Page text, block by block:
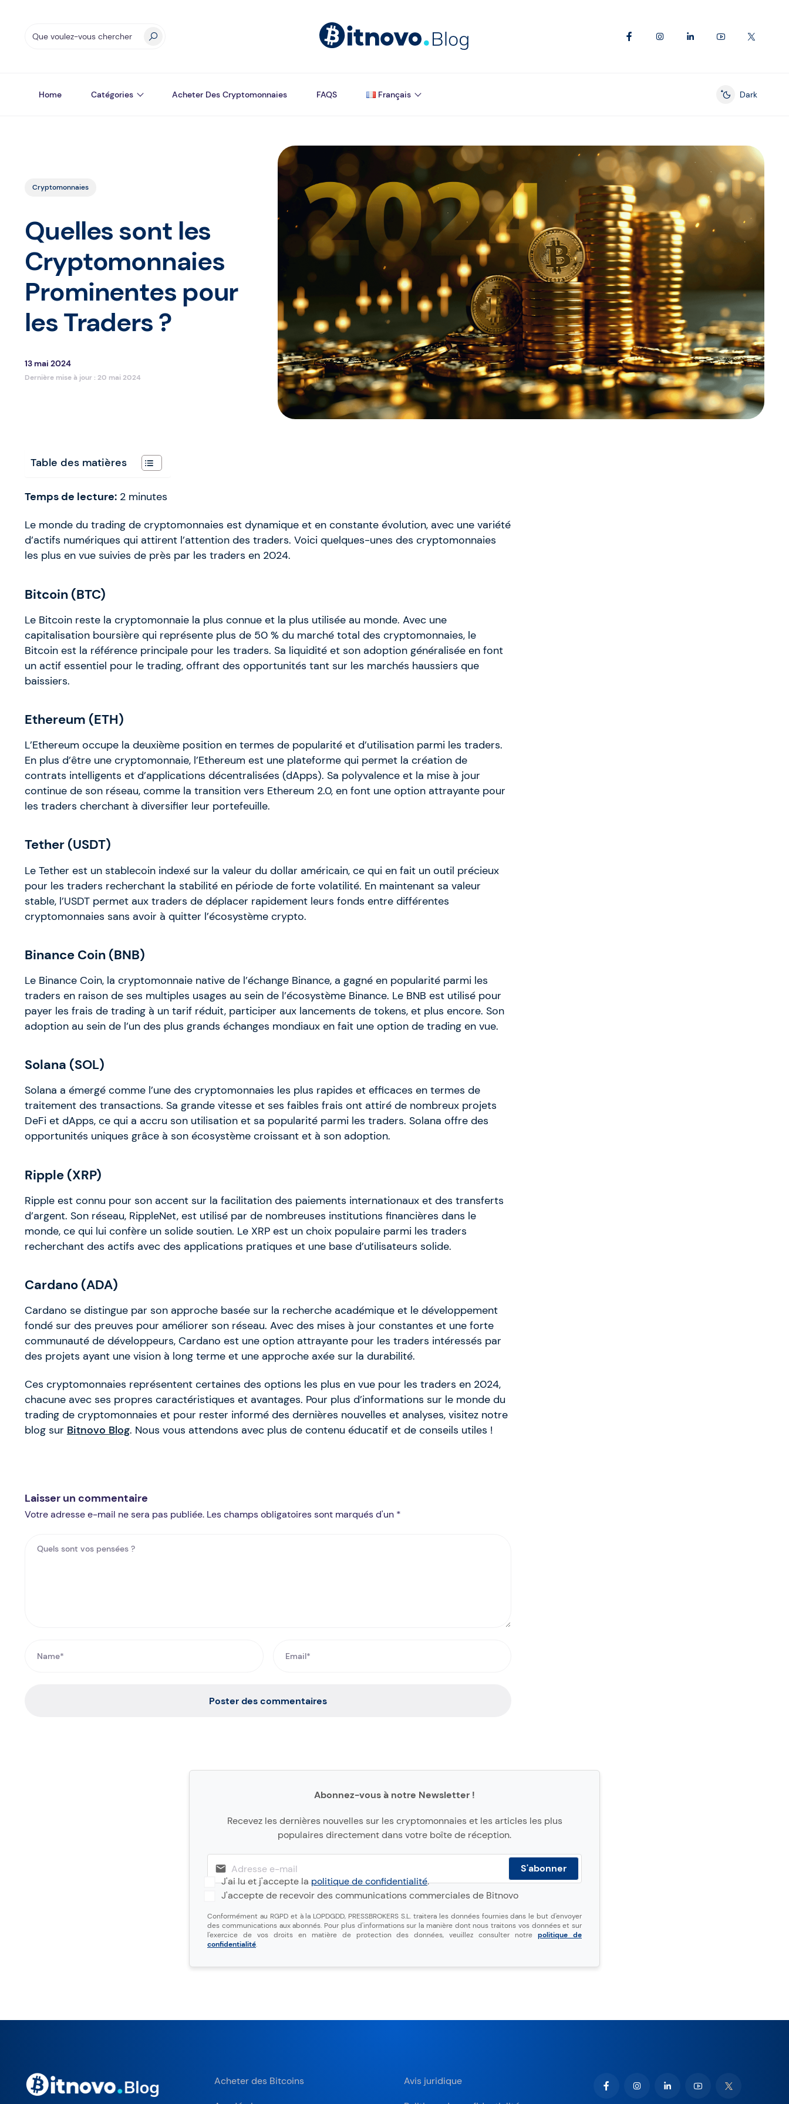
Home Catégories Acheter Des Cryptomonnaies FAQS Français
Enable dark
Dark
Cryptomonnaies
Quelles sont les
Cryptomonnaies
Prominentes pour
les Traders ?
13 mai 2024
Dernière mise à jour : 20 mai 2024
Table des matières
Temps de lecture: 2 minutes
Le monde du trading de cryptomonnaies est dynamique et en constante évolution, avec une variété
d’actifs numériques qui attirent l’attention des traders. Voici quelques-unes des cryptomonnaies
les plus en vue suivies de près par les traders en 2024.
Bitcoin (BTC)
Le Bitcoin reste la cryptomonnaie la plus connue et la plus utilisée au monde. Avec une
capitalisation boursière qui représente plus de 50 % du marché total des cryptomonnaies, le
Bitcoin est la référence principale pour les traders. Sa liquidité et son adoption généralisée en font
un actif essentiel pour le trading, offrant des opportunités tant sur les marchés haussiers que
baissiers.
Ethereum (ETH)
L’Ethereum occupe la deuxième position en termes de popularité et d’utilisation parmi les traders.
En plus d’être une cryptomonnaie, l’Ethereum est une plateforme qui permet la création de
contrats intelligents et d’applications décentralisées (dApps). Sa polyvalence et la mise à jour
continue de son réseau, comme la transition vers Ethereum 2.0, en font une option attrayante pour
les traders cherchant à diversifier leur portefeuille.
Tether (USDT)
Le Tether est un stablecoin indexé sur la valeur du dollar américain, ce qui en fait un outil précieux
pour les traders recherchant la stabilité en période de forte volatilité. En maintenant sa valeur
stable, l’USDT permet aux traders de déplacer rapidement leurs fonds entre différentes
cryptomonnaies sans avoir à quitter l’écosystème crypto.
Binance Coin (BNB)
Le Binance Coin, la cryptomonnaie native de l’échange Binance, a gagné en popularité parmi les
traders en raison de ses multiples usages au sein de l’écosystème Binance. Le BNB est utilisé pour
payer les frais de trading à un tarif réduit, participer aux lancements de tokens, et plus encore. Son
adoption au sein de l’un des plus grands échanges mondiaux en fait une option de trading en vue.
Solana (SOL)
Solana a émergé comme l’une des cryptomonnaies les plus rapides et efficaces en termes de
traitement des transactions. Sa grande vitesse et ses faibles frais ont attiré de nombreux projets
DeFi et dApps, ce qui a accru son utilisation et sa popularité parmi les traders. Solana offre des
opportunités uniques grâce à son écosystème croissant et à son adoption.
Ripple (XRP)
Ripple est connu pour son accent sur la facilitation des paiements internationaux et des transferts
d’argent. Son réseau, RippleNet, est utilisé par de nombreuses institutions financières dans le
monde, ce qui lui confère un solide soutien. Le XRP est un choix populaire parmi les traders
recherchant des actifs avec des applications pratiques et une base d’utilisateurs solide.
Cardano (ADA)
Cardano se distingue par son approche basée sur la recherche académique et le développement
fondé sur des preuves pour améliorer son réseau. Avec des mises à jour constantes et une forte
communauté de développeurs, Cardano est une option attrayante pour les traders intéressés par
des projets ayant une vision à long terme et une approche axée sur la durabilité.
Ces cryptomonnaies représentent certaines des options les plus en vue pour les traders en 2024,
chacune avec ses propres caractéristiques et avantages. Pour plus d’informations sur le monde du
trading de cryptomonnaies et pour rester informé des dernières nouvelles et analyses, visitez notre
blog sur Bitnovo Blog. Nous vous attendons avec plus de contenu éducatif et de conseils utiles !
Laisser un commentaire
Votre adresse e-mail ne sera pas publiée. Les champs obligatoires sont marqués d'un *
Poster des commentaires
Abonnez-vous à notre Newsletter !
Recevez les dernières nouvelles sur les cryptomonnaies et les articles les plus
populaires directement dans votre boîte de réception.
J'ai lu et j'accepte lapolitique de confidentialité.
J'accepte de recevoir des communications commerciales de Bitnovo
Conformément au RGPD et à la LOPDGDD, PRESSBROKERS S.L. traitera les données fournies dans le but d'envoyer
des communications aux abonnés. Pour plus d'informations sur la manière dont nous traitons vos données et sur
l'exercice de vos droits en matière de protection des données, veuillez consulter notrepolitique de
confidentialité.
Acheter des Bitcoins Avis juridique